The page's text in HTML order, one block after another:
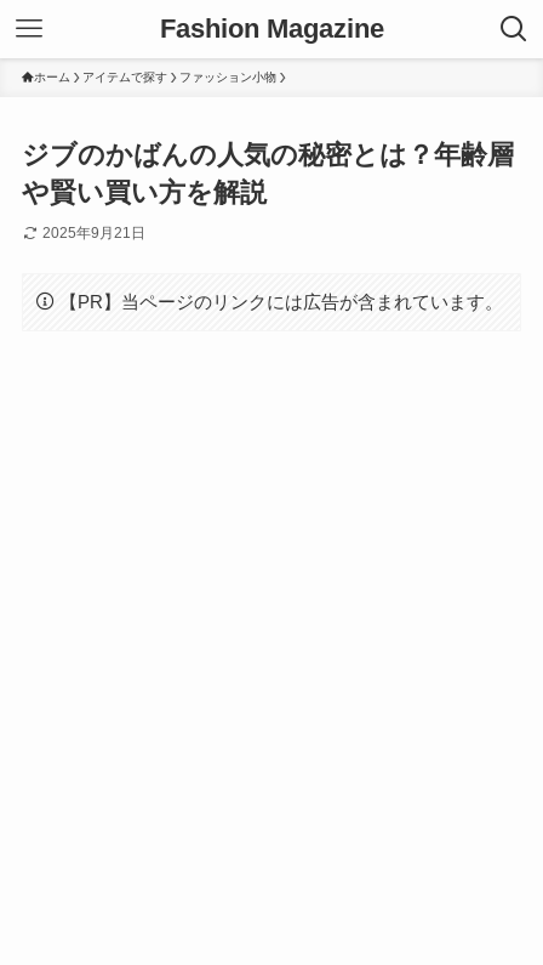
Fashion Magazine
ホーム アイテムで探す ファッション小物
ジブのかばんの人気の秘密とは？年齢層
や賢い買い方を解説
2025年9月21日
【PR】当ページのリンクには広告が含まれています。